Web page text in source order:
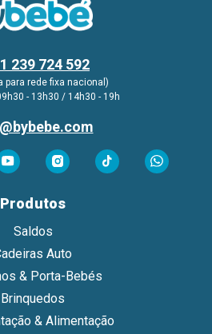
239 724 592
para rede fixa nacional)
- 13h30 / 14h30 - 19h
Produtos
Saldos
Auto
& Porta-Bebés
Brinquedos
& Alimentação